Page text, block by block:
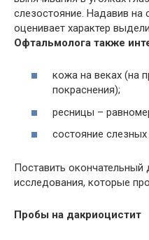
слезостояние. Надавив на
оценивает характер
Офтальмолога также
кожа на веках (на
покраснения);
ресницы –
состояние слезных
Поставить
исследования, которые
Пробы на дакриоцистит